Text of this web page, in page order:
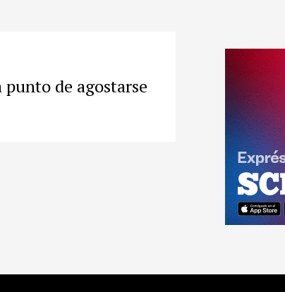
punto de agostarse